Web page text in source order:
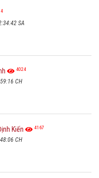
SA
4024
CH
Kiến 4167
CH